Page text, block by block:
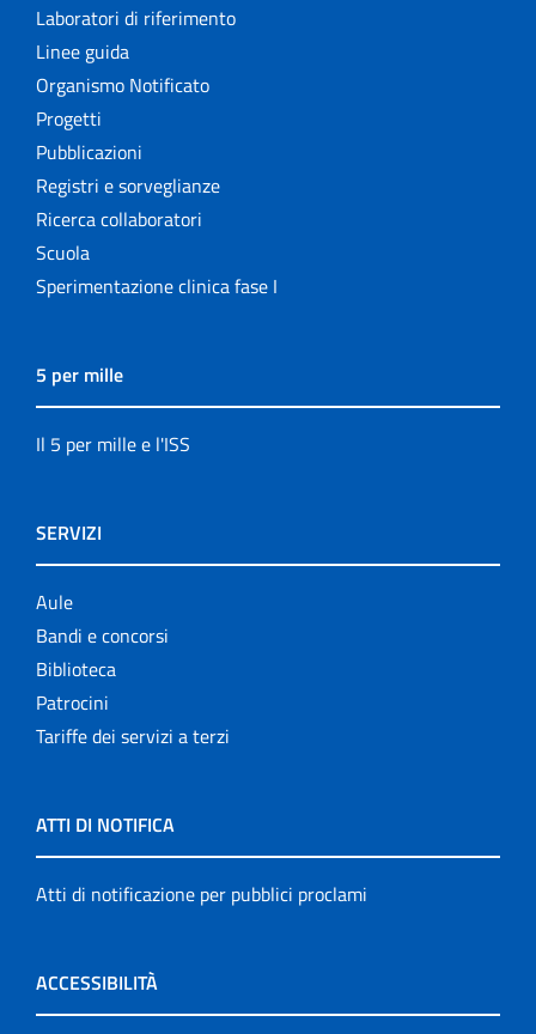
Laboratori di riferimento
Linee guida
Organismo Notificato
Progetti
Pubblicazioni
Registri e sorveglianze
Ricerca collaboratori
Scuola
Sperimentazione clinica fase I
5 per mille
Il 5 per mille e l'ISS
SERVIZI
Aule
Bandi e concorsi
Biblioteca
Patrocini
Tariffe dei servizi a terzi
ATTI DI NOTIFICA
Atti di notificazione per pubblici proclami
ACCESSIBILITÀ